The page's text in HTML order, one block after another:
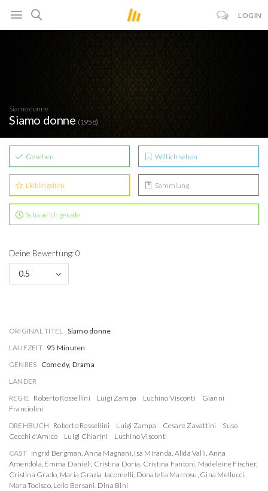
LOGIN
Siamo donne
Siamo donne (1958)
Gesehen Will ich sehen
Lieblingsfilm Sammlung
Schaue ich gerade
Deine Bewertung: 0
0.5
ORIGINAL TITEL Siamo donne
LAUFZEIT 95 Minuten
GENRES Comedy, Drama
LÄNDER
REGIE Roberto Rossellini Luigi Zampa Luchino Visconti
Gianni
Franciolini
DREHBUCH Roberto Rossellini Luigi Zampa Cesare Zavattini
Suso
Cecchi d'Amico
Luigi Chiarini
Luchino Visconti
CAST Ingrid Bergman,Anna Magnani, Isa Miranda, Alida Valli, Anna
Amendola, Emma Danieli, Cristina Doria, Cristina Fantoni, Madeleine Fischer,
Cristina Grado, Maria Grazia Jacomelli, Donatella Marrosu, Gina Mellucci,
Mara Todisco, Lello Bersani, Dina Bini